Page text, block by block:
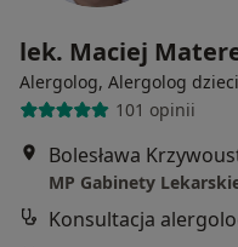
lek. Maciej
Alergolog, Alergolog
101 opinii
Bolesława
MP Gabinety
Konsultacja